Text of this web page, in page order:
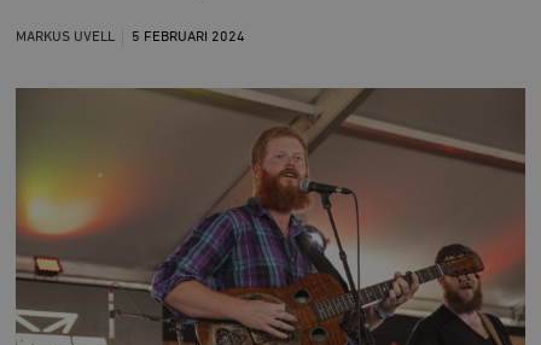
MARKUS UVELL 5 FEBRUARI 2024